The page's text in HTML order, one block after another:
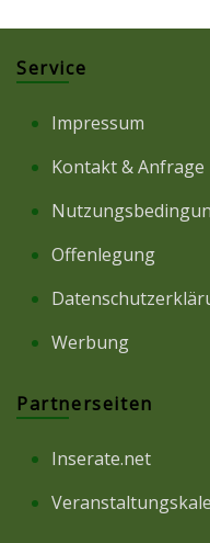
Service
Impressum
Kontakt & Anfrage
Offenlegung
Werbung
Partnerseiten
Inserate.net